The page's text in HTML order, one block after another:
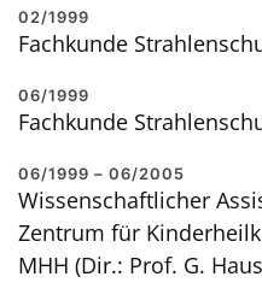
02/1999
Fachkunde
06/1999
Fachkunde
06/1999 – 06/2005
Wissenschaftlicher
Zentrum für
MHH (Dir.: Prof. G.